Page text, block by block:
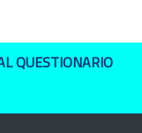
QUESTIONARIO